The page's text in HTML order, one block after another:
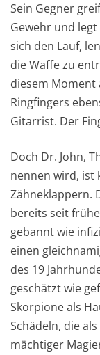
Sein Gegner
Gewehr und
sich den Lauf,
die Waffe zu
diesem Moment
Ringfingers
Gitarrist. Der
Doch Dr. John,
nennen wird, ist
Zähneklappern.
bereits seit
gebannt wie
einen
des 19
geschätzt wie
Skorpione als
Schädeln, die
mächtiger